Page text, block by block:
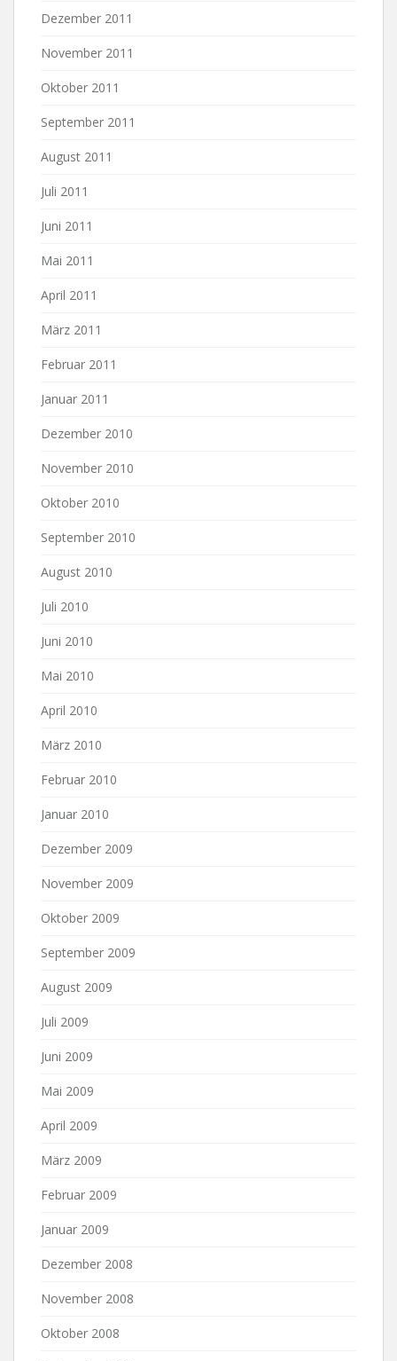
Dezember 2011
November 2011
Oktober 2011
September 2011
August 2011
Juli 2011
Juni 2011
Mai 2011
April 2011
März 2011
Februar 2011
Januar 2011
Dezember 2010
November 2010
Oktober 2010
September 2010
August 2010
Juli 2010
Juni 2010
Mai 2010
April 2010
März 2010
Februar 2010
Januar 2010
Dezember 2009
November 2009
Oktober 2009
September 2009
August 2009
Juli 2009
Juni 2009
Mai 2009
April 2009
März 2009
Februar 2009
Januar 2009
Dezember 2008
November 2008
Oktober 2008